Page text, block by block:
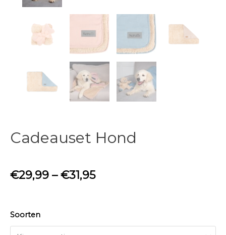
Cadeauset Hond
€29,99 –€31,95
Soorten